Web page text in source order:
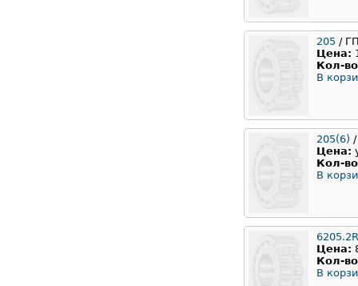
205 /
Цена:
Кол-
В
205(6)
Цена:
Кол-
В
Цена:
Кол-
В